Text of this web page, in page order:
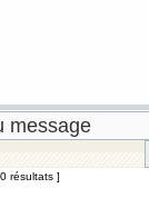
résultats ]